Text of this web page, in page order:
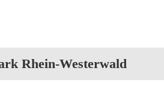
Rhein-Westerwald